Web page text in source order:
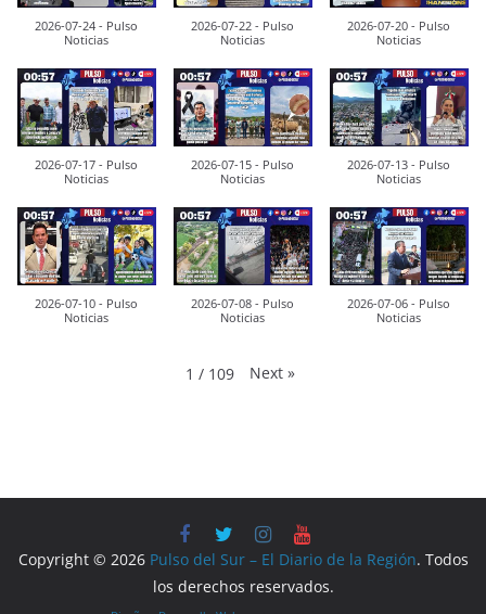
2026-07-24 - Pulso
Noticias
2026-07-22 - Pulso
Noticias
2026-07-20 - Pulso
Noticias
2026-07-17 - Pulso
Noticias
2026-07-15 - Pulso
Noticias
2026-07-13 - Pulso
Noticias
2026-07-10 - Pulso
Noticias
2026-07-08 - Pulso
Noticias
2026-07-06 - Pulso
Noticias
1 / 109 Next »
Copyright © 2026 Pulso del Sur – El Diario de la Región. Todos
los derechos reservados.